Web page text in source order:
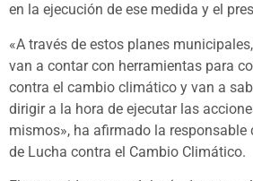
en la ejecución de ese medida y el
«A través de estos planes
van a contar con herramientas para
contra el cambio climático y van a
dirigir a la hora de ejecutar las
mismos», ha afirmado la responsable
de Lucha contra el Cambio Climático.